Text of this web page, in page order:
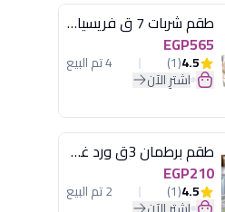
طقم شربات 7 ق فريسيا لومينارك
EGP565
4.5
(1) 4 تم البيع
اشترِ الآن
طقم برطمان 3ق ورد غطاء مينت جرين هيريفين
EGP210
4.5
(1) 2 تم البيع